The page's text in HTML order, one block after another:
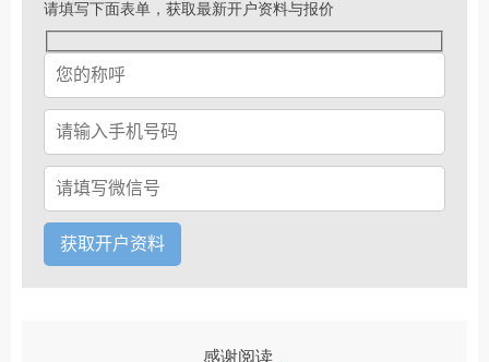
请填写下面表单，获取最新开户资料与报价
感谢阅读